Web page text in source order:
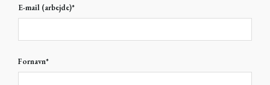
E-mail (arbejde)*
Fornavn*